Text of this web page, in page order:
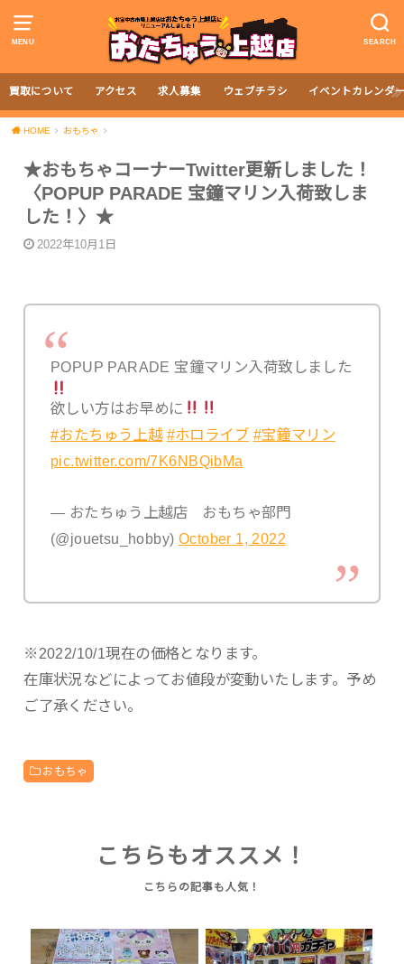
MENU SEARCH
買取について アクセス 求人募集 ウェブチラシ イベントカレンダ
HOME おもちゃ
★おもちゃコーナーTwitter更新しました！
〈POPUP PARADE 宝鐘マリン入荷致しま
した！〉★
2022年10月1日
POPUP PARADE 宝鐘マリン入荷致しました
欲しい方はお早めに
#おたちゅう上越 #ホロライブ #宝鐘マリン
pic.twitter.com/7K6NBQibMa
— おたちゅう上越店 おもちゃ部門
(@jouetsu_hobby) October 1, 2022
※2022/10/1現在の価格となります。
在庫状況などによってお値段が変動いたします。予め
ご了承ください。
おもちゃ
こちらもオススメ！